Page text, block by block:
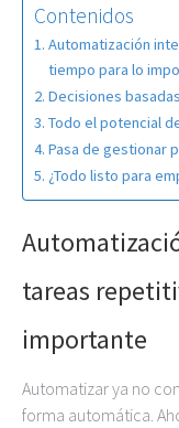
Contenidos
Automatización
tiempo para lo
Decisiones
Todo el potencial
Pasa de gestionar
¿Todo listo para
tareas
importante
Automatizar ya no
forma automática.